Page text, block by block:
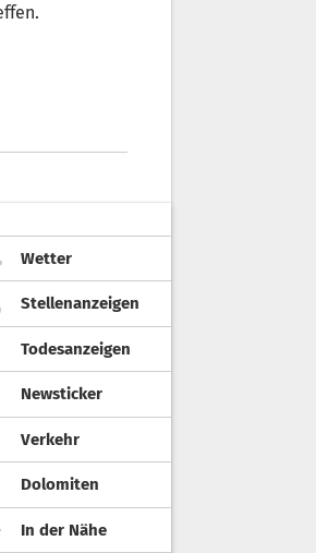
Wetter
Stellenanzeigen
Todesanzeigen
Newsticker
Verkehr
Dolomiten
In der Nähe